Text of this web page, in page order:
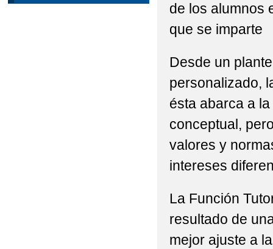
de los alumnos
que se imparte
Desde un
personalizado,
ésta abarca a
conceptual,
valores y
intereses
La Función
resultado de
mejor ajuste a